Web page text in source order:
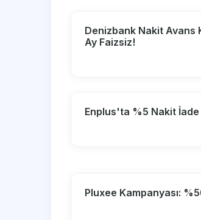
Denizbank Nakit Avans
Ay Faizsiz!
Enplus'ta %5 Nakit İade
Pluxee Kampanyası: